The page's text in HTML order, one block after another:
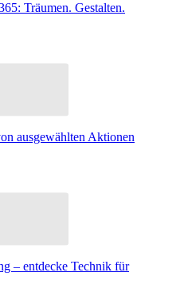
Träumen. Gestalten.
ausgewählten Aktionen
– entdecke Technik für